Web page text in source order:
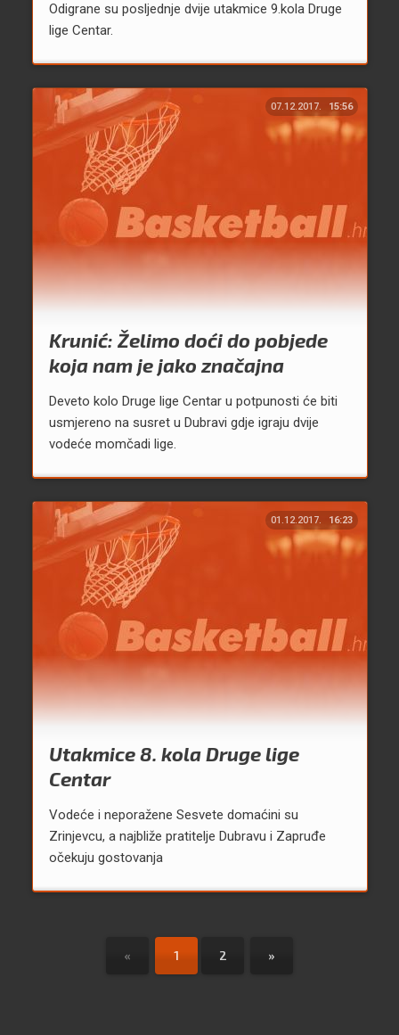
Odigrane su posljednje dvije utakmice 9.kola Druge
lige Centar.
07.12.2017. 15:56
Krunić: Želimo doći do pobjede
koja nam je jako značajna
Deveto kolo Druge lige Centar u potpunosti će biti
usmjereno na susret u Dubravi gdje igraju dvije
vodeće momčadi lige.
01.12.2017. 16:23
Utakmice 8. kola Druge lige
Centar
Vodeće i neporažene Sesvete domaćini su
Zrinjevcu, a najbliže pratitelje Dubravu i Zapruđe
očekuju gostovanja
« 1 2 »